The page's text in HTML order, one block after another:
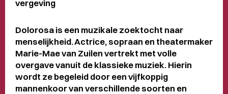
vergeving
Dolorosa is een muzikale zoektocht naar
menselijkheid. Actrice, sopraan en theatermaker
Marie-Mae van Zuilen vertrekt met volle
overgave vanuit de klassieke muziek. Hierin
wordt ze begeleid door een vijfkoppig
mannenkoor van verschillende soorten en